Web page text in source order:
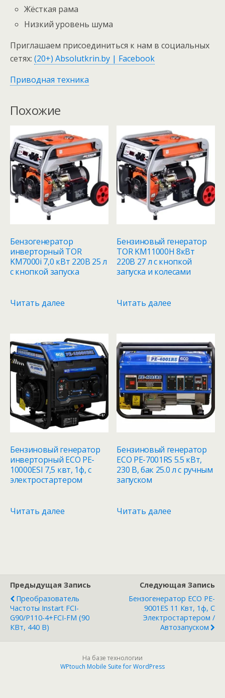
Жёсткая рама
Низкий уровень шума
Приглашаем присоединиться к нам в социальных
сетях: (20+) Absolutkrin.by | Facebook
Приводная техника
Похожие
Бензогенератор
инверторный TOR
KM7000i 7,0 кВт 220В 25 л
с кнопкой запуска
Читать далее
Бензиновый генератор
TOR KM11000H 8кВт
220В 27 л с кнопкой
запуска и колесами
Читать далее
Бензиновый генератор
инверторный ECO PE-
10000ESI 7,5 квт, 1ф, с
электростартером
Читать далее
Бензиновый генератор
ECO PE-7001RS 5.5 кВт,
230 В, бак 25.0 л с ручным
запуском
Читать далее
Предыдущая Запись
Преобразователь
Частоты Instart FCI-
G90/P110-4+FCI-FM (90
КВт, 440 В)
Следующая Запись
Бензогенератор ECO PE-
9001ES 11 Квт, 1ф, С
Электростартером /
Автозапуском
На базе технологии
WPtouch Mobile Suite for WordPress